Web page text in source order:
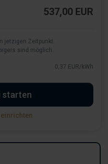
537,00 EUR
jetzigen Zeitpunkt.
sind möglich.
0,37 EUR/kWh
starten